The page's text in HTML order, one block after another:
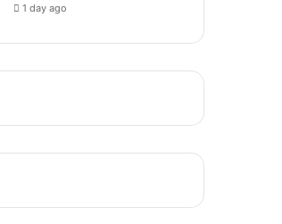
1 day ago